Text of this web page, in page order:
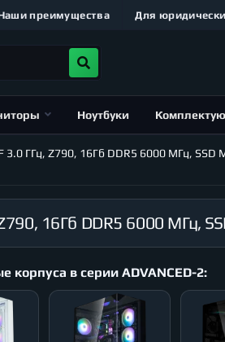
преимущества Для
Ноутбуки
ГГц, Z790, 16Гб DDR5 6000 МГц,
корпуса в серии ADVANCED-2: